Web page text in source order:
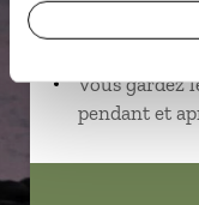
connectés
téléphone.
Vous gardez
pendant et